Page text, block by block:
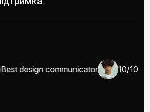
design communicator 10/10